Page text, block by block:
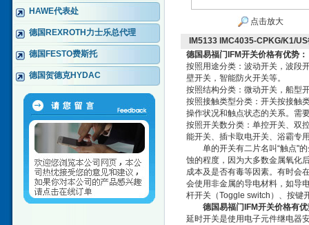
HAWE代表处
德国REXROTH力士乐总代理
德国FESTO费斯托
德国贺德克HYDAC
点击放大
IM5133 IMC4035-CPKG/K1/
德国易福门IFM开关价格有优势：
按照用途分类：波动开关，波段
壁开关，智能防火开关等。
按照结构分类：微动开关，船型
按照接触类型分类：开关按接触
操作状况和触点状态的关系。需
按照开关数分类：单控开关、双
能开关、插卡取电开关、浴霸专
单的开关有二片名叫“触点"的
蚀的程度，因为大多数金属氧化
成本及是否有毒等因素。有时会
会使用非金属的导电材料，如导
杆开关（Toggle switch）、按键
德国易福门IFM开关价格有优
延时开关是使用电子元件继电器